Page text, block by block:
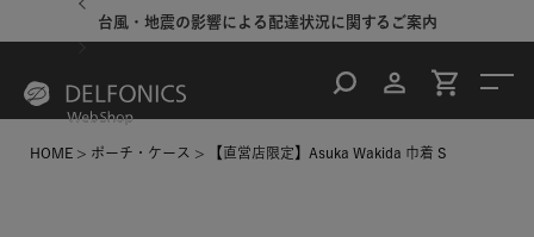
台風・地震の影響による配達状況に関するご案内
HOME ポーチ・ケース 【直営店限定】Asuka Wakida 巾着 S